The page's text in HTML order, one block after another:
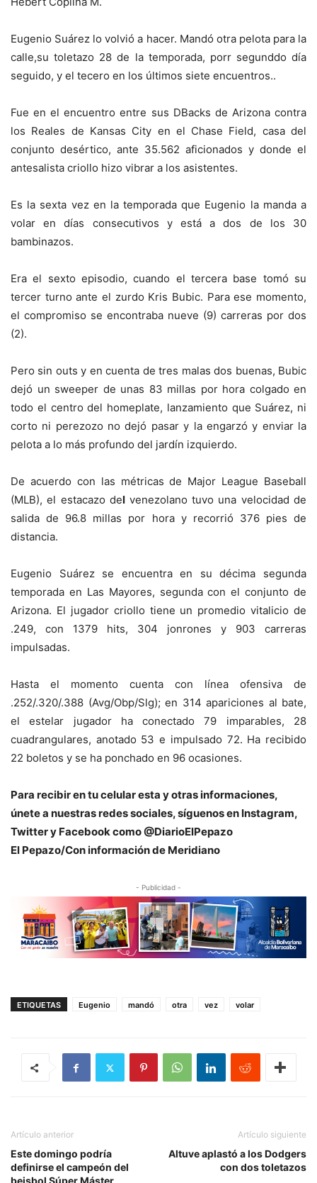
Eugenio Suárez lo volvió a hacer. Mandó otra pelota para la
calle,su toletazo 28 de la temporada, porr segunddo día
seguido, y el tecero en los últimos siete encuentros..
Fue en el encuentro entre sus DBacks de Arizona contra
los Reales de Kansas City en el Chase Field, casa del
conjunto desértico, ante 35.562 aficionados y donde el
antesalista criollo hizo vibrar a los asistentes.
Es la sexta vez en la temporada que Eugenio la manda a
volar en días consecutivos y está a dos de los 30
bambinazos.
Era el sexto episodio, cuando el tercera base tomó su
tercer turno ante el zurdo Kris Bubic. Para ese momento,
el compromiso se encontraba nueve (9) carreras por dos
(2).
Pero sin outs y en cuenta de tres malas dos buenas, Bubic
dejó un sweeper de unas 83 millas por hora colgado en
todo el centro del homeplate, lanzamiento que Suárez, ni
corto ni perezozo no dejó pasar y la engarzó y enviar la
pelota a lo más profundo del jardín izquierdo.
De acuerdo con las métricas de Major League Baseball
(MLB), el estacazo del venezolano tuvo una velocidad de
salida de 96.8 millas por hora y recorrió 376 pies de
distancia.
Eugenio Suárez
se encuentra en su décima segunda
temporada en Las Mayores, segunda con el conjunto de
Arizona. El jugador criollo tiene un promedio vitalicio de
.249, con 1379 hits, 304 jonrones y 903 carreras
impulsadas.
Hasta el momento cuenta con línea ofensiva de
.252/.320/.388 (Avg/Obp/Slg); en 314 apariciones al bate,
el estelar jugador ha conectado 79 imparables, 28
cuadrangulares, anotado 53 e impulsado 72. Ha recibido
22 boletos y se ha ponchado en 96 ocasiones.
Para recibir en tu celular esta y otras informaciones,
únete a nuestras redes sociales, síguenos en Instagram,
Twitter y Facebook como @DiarioElPepazo
El Pepazo/Con información de Meridiano
- Publicidad -
ETIQUETAS Eugenio mandó otra vez volar
Artículo anterior
Este domingo podría
definirse el campeón del
Artículo siguiente
Altuve aplastó a los Dodgers
con dos toletazos